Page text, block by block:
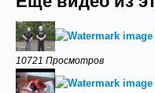
10721 Просмотров